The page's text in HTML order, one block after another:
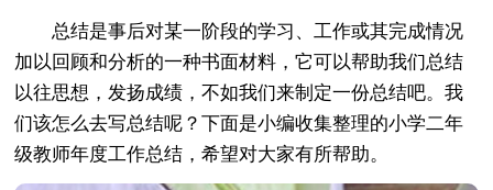
总结是事后对某一阶段的学习、工作或其完成情况
加以回顾和分析的一种书面材料，它可以帮助我们总结
以往思想，发扬成绩，不如我们来制定一份总结吧。我
们该怎么去写总结呢？下面是小编收集整理的小学二年
级教师年度工作总结，希望对大家有所帮助。